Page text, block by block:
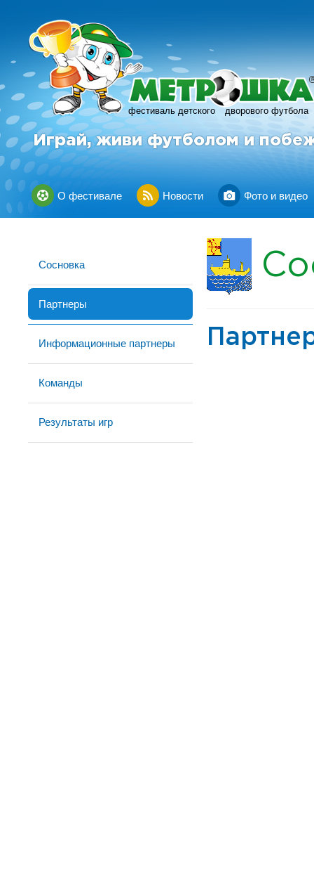
фестиваль детского дворового футбола
R
Играй, живи футболом и
О фестивале Новости Фото и видео
Сосновка
Партнеры
Информационные партнеры
Команды
Результаты игр